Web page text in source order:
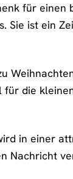
für einen
Sie ist ein
für die
in einer
Nachricht